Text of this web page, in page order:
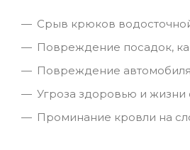
Срыв крюков
Повреждение посадок,
Повреждение
Угроза здоровью и жизни
Проминание кровли на